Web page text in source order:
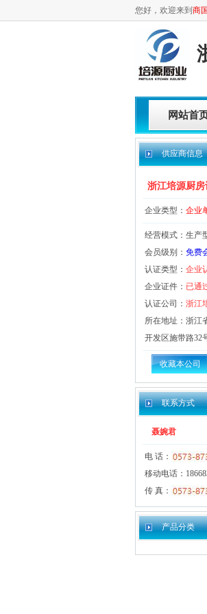
您好，欢迎来到 商
网站首
供应商信息
浙江培源厨房
企业类型： 企业
经营模式：生产
会员级别： 免费
认证类型： 企业
企业证件： 已通
认证公司： 浙江
所在地址：浙江
开发区施带路32
收藏本公司
联系方式
聂婉君
电 话：
移动电话：
传 真：
产品分类